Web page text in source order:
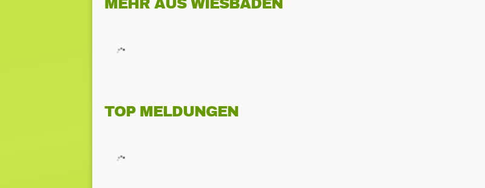
MEHR AUS WIESBADEN
TOP MELDUNGEN